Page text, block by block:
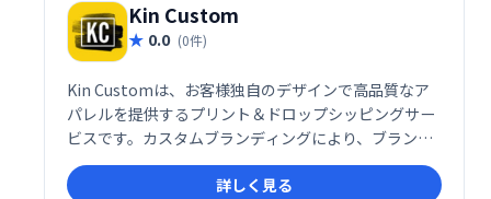
Kin Custom
0.0 (0件)
Kin Customは、お客様独自のデザインで高品質なア
パレルを提供するプリント＆ドロップシッピングサー
ビスです。カスタムブランディングにより、ブランド
イメージに合わせた商品作成が可能です。優れた品質
と手軽な導入で、ビジネスを成功へと導きます。
詳しく見る